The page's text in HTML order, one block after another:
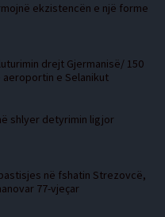
ekzistencën e një forme
drejt Gjermanisë/ 150
e Selanikut
shlyer detyrimin ligjor
në fshatin Strezovcë,
77-vjeçar